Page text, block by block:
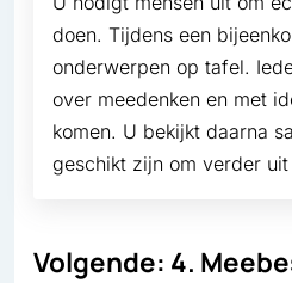
doen. Tijdens een
onderwerpen op tafel.
over meedenken en met
komen. U bekijkt daarna
geschikt zijn om verder
Volgende: 4.